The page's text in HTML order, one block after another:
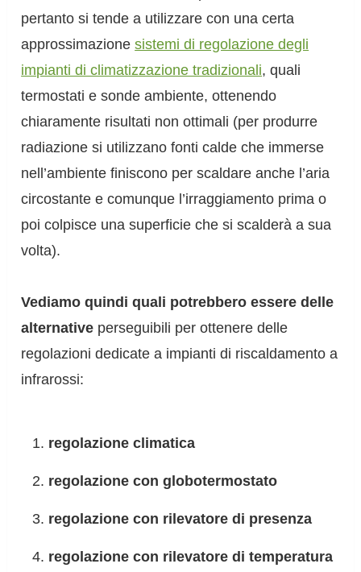
pertanto si tende a utilizzare con una certa
approssimazionesistemi di regolazione degli
impianti di climatizzazione tradizionali, quali
termostati e sonde ambiente, ottenendo
chiaramente risultati non ottimali (per produrre
radiazione si utilizzano fonti calde che immerse
nell’ambiente finiscono per scaldare anche l’aria
circostante e comunque l’irraggiamento prima o
poi colpisce una superficie che si scalderà a sua
volta).
Vediamo quindi quali potrebbero essere delle
alternative perseguibili per ottenere delle
regolazioni dedicate a impianti di riscaldamento a
infrarossi:
regolazione climatica
regolazione con globotermostato
regolazione con rilevatore di presenza
regolazione con rilevatore di temperatura